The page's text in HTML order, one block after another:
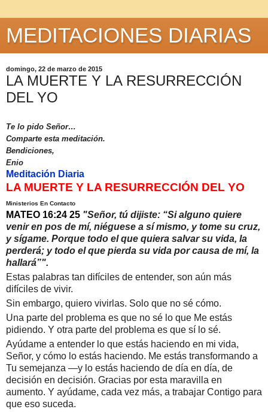
MEDITACIONES DIARIAS
domingo, 22 de marzo de 2015
LA MUERTE Y LA RESURRECCIÓN
DEL YO
Te lo pido Señor…
Comparte esta meditación.
Bendiciones,
Enio
Meditación Diaria
LA MUERTE Y LA RESURRECCIÓN DEL YO
Ministerios En Contacto
MATEO 16:24 25 "Señor, tú dijiste: “Si alguno quiere
venir en pos de mí, niéguese a sí mismo, y tome su cruz,
y sígame. Porque todo el que quiera salvar su vida, la
perderá; y todo el que pierda su vida por causa de mí, la
hallará”".
Estas palabras tan difíciles de entender, son aún más
difíciles de vivir.
Sin embargo, quiero vivirlas. Solo que no sé cómo.
Una parte del problema es que no sé lo que Me estás
pidiendo. Y otra parte del problema es que sí lo sé.
Ayúdame a entender lo que estás haciendo en mi vida,
Señor, y cómo lo estás haciendo. Me estás transformando a
Tu semejanza —y lo estás haciendo de día en día, de
decisión en decisión. Gracias por esta maravilla en
aumento. Y ayúdame, cada vez más, a trabajar Contigo para
que eso suceda.